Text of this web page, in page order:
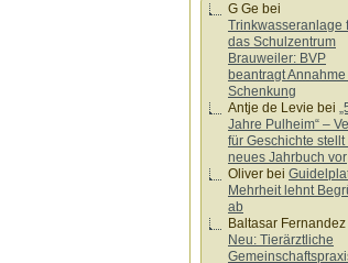
G Ge bei
Trinkwasseranlage
das Schulzentrum
Brauweiler: BVP
beantragt
Schenkung
Antje de Levie bei
Jahre Pulheim“ –
für Geschichte stellt
neues Jahrbuch vor
Oliver bei
Mehrheit lehnt
ab
Baltasar Fernandez
Neu: Tierärztliche